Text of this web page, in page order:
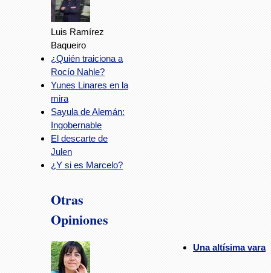
Luis Ramírez
Baqueiro
¿Quién traiciona a
Rocío Nahle?
Yunes Linares en la
mira
Sayula de Alemán:
Ingobernable
El descarte de
Julen
¿Y si es Marcelo?
Otras
Opiniones
Una altísima vara